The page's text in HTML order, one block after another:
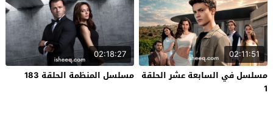
02:11:51
مسلسل في السابعة عشر الحلقة
1
02:18:27
مسلسل المنظمة الحلقة 183